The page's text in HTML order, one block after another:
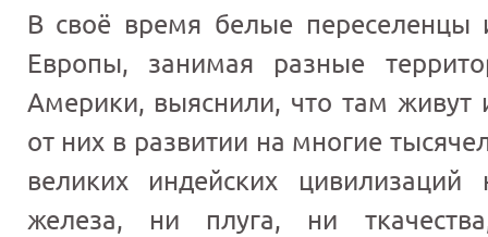
В своё время белые переселенцы
Европы, занимая разные
Америки, выяснили, что там живут
от них в развитии на многие
великих индейских
железа, ни плуга, ни